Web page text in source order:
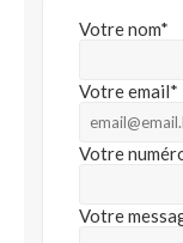
Votre nom*
Votre email*
Votre
Votre